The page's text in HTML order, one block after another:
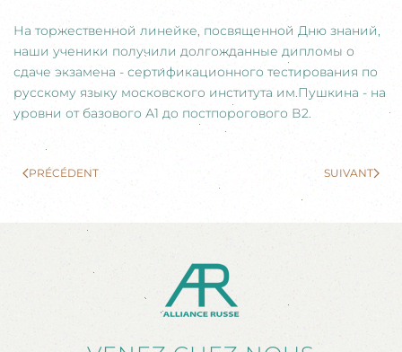
На торжественной линейке, посвященной Дню знаний,
наши ученики получили долгожданные дипломы о
сдаче экзамена - сертификационного тестирования по
русскому языку московского института им.Пушкина - на
уровни от базового А1 до постпорогового В2.
PRÉCÉDENT SUIVANT